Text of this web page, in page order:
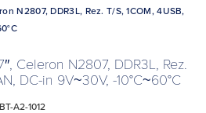
N2807, DDR3L, Rez. T/S, 1COM, 4USB,
Celeron N2807, DDR3L, Rez.
DC-in 9V~30V, -10°C~60°C
A2-1012